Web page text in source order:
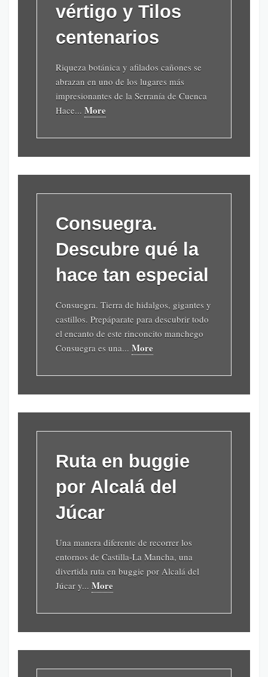
vértigo y Tilos
centenarios
Riqueza botánica y afilados cañones se
abrazan en uno de los lugares más
impresionantes de la Serranía de Cuenca
Hace... More
Consuegra.
Descubre qué la
hace tan especial
Consuegra. Tierra de hidalgos, gigantes y
castillos. Prepáparate para descubrir todo
el encanto de este rinconcito manchego
Consuegra es una... More
Ruta en buggie
por Alcalá del
Júcar
Una manera diferente de recorrer los
entornos de Castilla-La Mancha, una
divertida ruta en buggie por Alcalá del
Júcar y... More